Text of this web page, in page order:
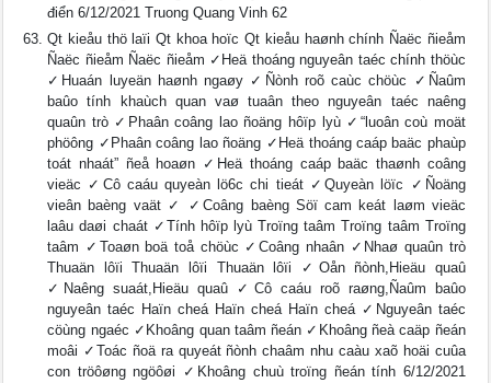
điển 6/12/2021 Truong Quang Vinh 62
Qt kieåu thö laïi Qt khoa hoïc Qt kieåu haønh chính Ñaëc ñieåm
Ñaëc ñieåm Ñaëc ñieåm ✓Heä thoáng nguyeân taéc chính thöùc
✓Huaán luyeän haønh ngaøy ✓Ñònh roõ caùc chöùc ✓Ñaûm
baûo tính khaùch quan vaø tuaân theo nguyeân taéc naêng
quaûn trò ✓Phaân coâng lao ñoäng hôïp lyù ✓“luoân coù moät
phöông ✓Phaân coâng lao ñoäng ✓Heä thoáng caáp baäc phaùp
toát nhaát” ñeå hoaøn ✓Heä thoáng caáp baäc thaønh coâng
vieäc ✓Cô caáu quyeàn lö6c chi tieát ✓Quyeàn löïc ✓Ñoäng
vieân baèng vaät ✓ ✓Coâng baèng Söï cam keát laøm vieäc
laâu daøi chaát ✓Tính hôïp lyù Troïng taâm Troïng taâm Troïng
taâm ✓Toaøn boä toå chöùc ✓Coâng nhaân ✓Nhaø quaûn trò
Thuaän lôïi Thuaän lôïi Thuaän lôïi ✓Oån ñònh,Hieäu quaû
✓Naêng suaát,Hieäu quaû ✓Cô caáu roõ raøng,Ñaûm baûo
nguyeân taéc Haïn cheá Haïn cheá Haïn cheá ✓Nguyeân taéc
cöùng ngaéc ✓Khoâng quan taâm ñeán ✓Khoâng ñeà caäp ñeán
moâi ✓Toác ñoä ra quyeát ñònh chaâm nhu caàu xaõ hoäi cuûa
con tröôøng ngöôøi ✓Khoâng chuù troïng ñeán tính 6/12/2021